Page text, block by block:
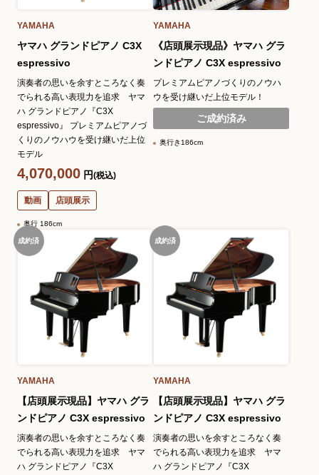
YAMAHA
ヤマハ グランドピアノ C3X
espressivo
演奏者の思いを余すところなく奏
でられる高い表現力を追求 ヤマ
ハ グランドピアノ『C3X
espressivo』 プレミアムピアノづ
くりのノウハウを受け継いだ上位
モデル
4,070,000円(税込)
動画 店頭展示
奥行 186cm
YAMAHA
《店頭展示現品》ヤマハ グラ
ンドピアノ C3X espressivo
プレミアムピアノづくりのノウハ
ウを受け継いだ上位モデル！
ご成約済み
奥行き186cm
成約済
YAMAHA
【店頭展示現品】ヤマハ グラ
ンドピアノ C3X espressivo
演奏者の思いを余すところなく奏
でられる高い表現力を追求 ヤマ
ハ グランドピアノ『C3X
成約済
YAMAHA
【店頭展示現品】ヤマハ グラ
ンドピアノ C3X espressivo
演奏者の思いを余すところなく奏
でられる高い表現力を追求 ヤマ
ハ グランドピアノ『C3X